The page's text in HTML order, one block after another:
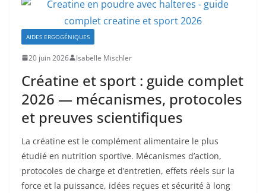
AIDES ERGOGÉNIQUES
20 juin 2026 Isabelle Mischler
Créatine et sport : guide complet
2026 — mécanismes, protocoles
et preuves scientifiques
La créatine est le complément alimentaire le plus
étudié en nutrition sportive. Mécanismes d’action,
protocoles de charge et d’entretien, effets réels sur la
force et la puissance, idées reçues et sécurité à long